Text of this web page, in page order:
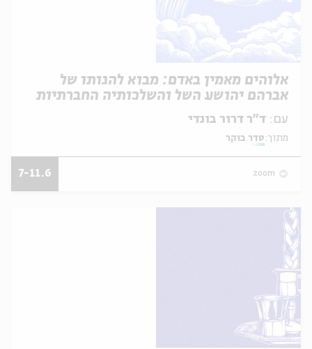
אלוהים מאמין באדם: מבוא להגותו של
אברהם יהושע השל והשלכותיה החברתיות
עם:
מתוך: סדר בוקר
zoom
7-11.6